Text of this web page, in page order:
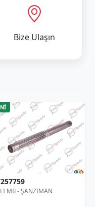
Bize Ulaşın
YENİ
UZUN KUYRUK